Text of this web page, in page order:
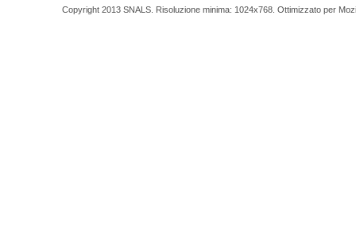
Copyright 2013 SNALS. Risoluzione minima: 1024x768. Ottimizzato per